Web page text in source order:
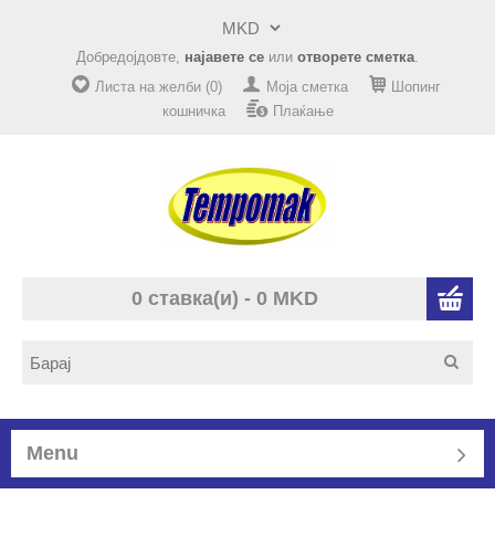
Добредојдовте, најавете се или отворете сметка.
Листа на желби (0)
Моја сметка
Шопинг
кошничка
Плаќање
0 ставка(и) - 0 MKD
Menu